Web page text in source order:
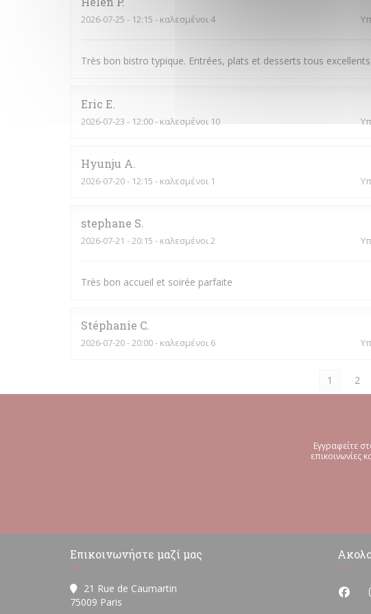
2026-07-25 - 12:15 - καλεσμένοι 4
Très bon bistro typique. Entrées, plats et desserts tous
Eric E
2026-07-23 - 12:00 - καλεσμένοι 10
Hyunju A
2026-07-20- 12:15 - καλεσμένοι 1
stephane S
2026-07-21 - 20:15 - καλεσμένοι 2
Très bon accueil et soirée parfaite
Stéphanie C
2026-07-20- 20:00 - καλεσμένοι 6
1 2
Εγγραφείτε
επικοινωνίες
Επικοινωνήστε μαζί μας
21 Rue de Caumartin
75009 Paris